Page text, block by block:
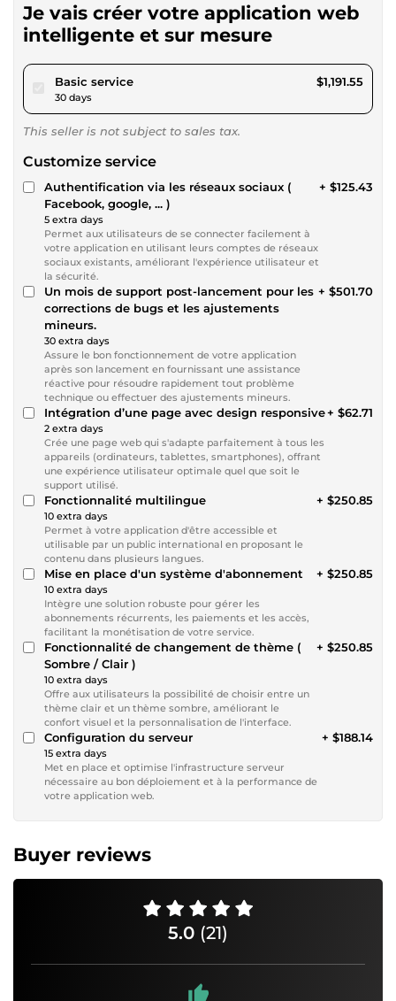
Je vais créer votre application web
intelligente et sur mesure
Basic servicepour $1,098.20
30 days
$1,191.55
This seller is not subject to sales tax.
Customize service
Authentification via les réseaux sociaux (
Facebook, google, ... )
5 extra days
Permet aux utilisateurs de se connecter facilement à
votre application en utilisant leurs comptes de réseaux
sociaux existants, améliorant l'expérience utilisateur et
la sécurité.
+ $125.43
Un mois de support post-lancement pour les
corrections de bugs et les ajustements
mineurs.
30 extra days
Assure le bon fonctionnement de votre application
après son lancement en fournissant une assistance
réactive pour résoudre rapidement tout problème
technique ou effectuer des ajustements mineurs.
+ $501.70
Intégration d’une page avec design responsive
2 extra days
Crée une page web qui s'adapte parfaitement à tous les
appareils (ordinateurs, tablettes, smartphones), offrant
une expérience utilisateur optimale quel que soit le
support utilisé.
+ $62.71
Fonctionnalité multilingue
10 extra days
Permet à votre application d'être accessible et
utilisable par un public international en proposant le
contenu dans plusieurs langues.
+ $250.85
Mise en place d'un système d'abonnement
10 extra days
Intègre une solution robuste pour gérer les
abonnements récurrents, les paiements et les accès,
facilitant la monétisation de votre service.
+ $250.85
Fonctionnalité de changement de thème (
Sombre / Clair )
10 extra days
Offre aux utilisateurs la possibilité de choisir entre un
thème clair et un thème sombre, améliorant le
confort visuel et la personnalisation de l'interface.
+ $250.85
Configuration du serveur
15 extra days
Met en place et optimise l'infrastructure serveur
nécessaire au bon déploiement et à la performance de
votre application web.
+ $188.14
Buyer reviews
5.0 (21)